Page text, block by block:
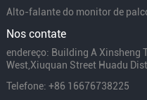
Alto-falante do monitor de
Nos contate
endereço: Building A Xinsheng
West,Xiuquan Street Huadu
Telefone: +86 16676738225